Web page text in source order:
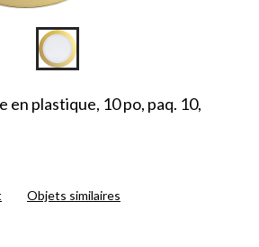
en plastique, 10 po, paq. 10,
Objets similaires